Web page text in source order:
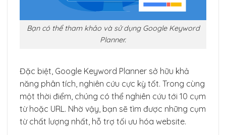
Bạn có thể tham khảo và sử dụng Google Keyword
Planner.
Đặc biệt, Google Keyword Planner sở hữu khả
năng phân tích, nghiên cứu cực kỳ tốt. Trong cùng
một thời điểm, chúng có thể nghiên cứu tới 10 cụm
từ hoặc URL. Nhờ vậy, bạn sẽ tìm được những cụm
từ chất lượng nhất, hỗ trợ tối ưu hóa website.